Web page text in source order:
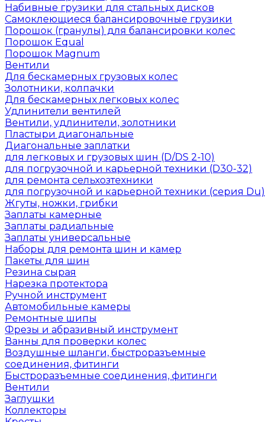
Набивные грузики для стальных дисков
Самоклеющиеся балансировочные грузики
Порошок (гранулы) для балансировки колес
Порошок Equal
Порошок Magnum
Вентили
Для бескамерных грузовых колес
Золотники, колпачки
Для бескамерных легковых колес
Удлинители вентилей
Вентили, удлинители, золотники
Пластыри диагональные
Диагональные заплатки
для легковых и грузовых шин (D/DS 2-10)
для погрузочной и карьерной техники (D30-32)
для ремонта сельхозтехники
для погрузочной и карьерной техники (серия Du)
Жгуты, ножки, грибки
Заплаты камерные
Заплаты радиальные
Заплаты универсальные
Наборы для ремонта шин и камер
Пакеты для шин
Резина сырая
Нарезка протектора
Ручной инструмент
Автомобильные камеры
Ремонтные шипы
Фрезы и абразивный инструмент
Ванны для проверки колес
Воздушные шланги, быстроразъемные
соединения, фитинги
Быстроразъемные соединения, фитинги
Вентили
Заглушки
Коллекторы